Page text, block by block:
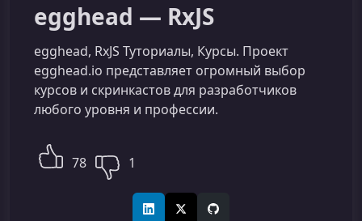
egghead — RxJS
egghead, RxJS Туториалы, Курсы. Проект
egghead.io представляет огромный выбор
курсов и скринкастов для разработчиков
любого уровня и профессии.
78 1
LinkedInX (Twitter)GitHub